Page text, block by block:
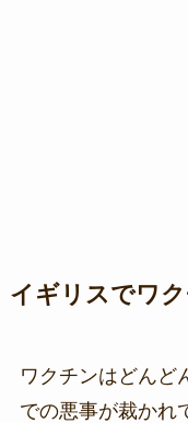
イギリスでワ
ワクチンはどんど
での悪事が裁かれ